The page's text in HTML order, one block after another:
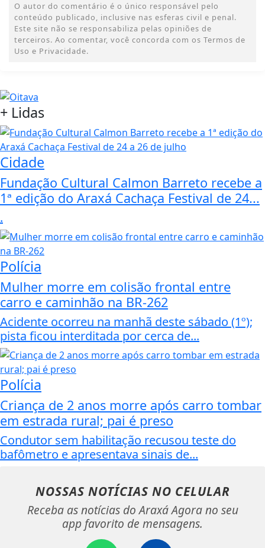
O autor do comentário é o único responsável pelo
conteúdo publicado, inclusive nas esferas civil e penal.
Este site não se responsabiliza pelas opiniões de
terceiros. Ao comentar, você concorda com os Termos de
Uso e Privacidade.
+ Lidas
Cidade
Fundação Cultural Calmon Barreto recebe a
1ª edição do Araxá Cachaça Festival de 24...
.
Polícia
Mulher morre em colisão frontal entre
carro e caminhão na BR-262
Acidente ocorreu na manhã deste sábado (1º);
pista ficou interditada por cerca de...
Polícia
Criança de 2 anos morre após carro tombar
em estrada rural; pai é preso
Condutor sem habilitação recusou teste do
bafômetro e apresentava sinais de...
NOSSAS NOTÍCIAS NO CELULAR
Receba as notícias do Araxá Agora no seu
app favorito de mensagens.